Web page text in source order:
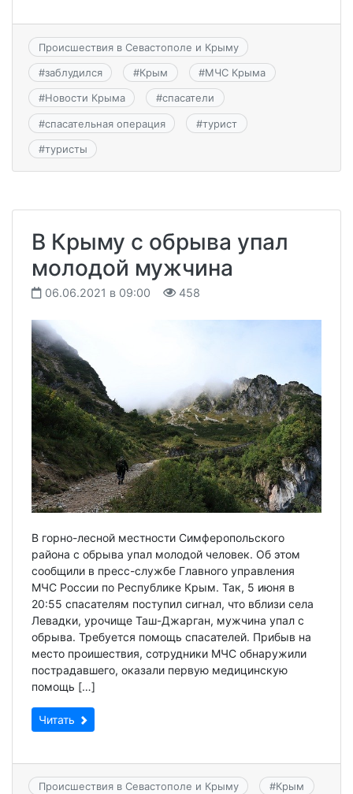
Происшествия в Севастополе и Крыму
#заблудился #Крым #МЧС Крыма
#Новости Крыма #спасатели
#спасательная операция #турист
#туристы
В Крыму с обрыва упал
молодой мужчина
06.06.2021 в 09:00 458
В горно-лесной местности Симферопольского
района с обрыва упал молодой человек. Об этом
сообщили в пресс-службе Главного управления
МЧС России по Республике Крым. Так, 5 июня в
20:55 спасателям поступил сигнал, что вблизи села
Левадки, урочище Таш-Джарган, мужчина упал с
обрыва. Требуется помощь спасателей. Прибыв на
место проишествия, сотрудники МЧС обнаружили
пострадавшего, оказали первую медицинскую
помощь […]
Читать
Происшествия в Севастополе и Крыму #Крым